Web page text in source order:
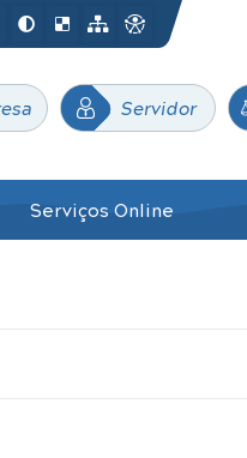
Servidor
Serviços Online